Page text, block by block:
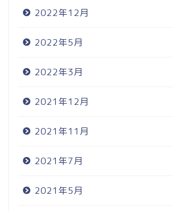
2022年12月
2022年5月
2022年3月
2021年12月
2021年11月
2021年7月
2021年5月